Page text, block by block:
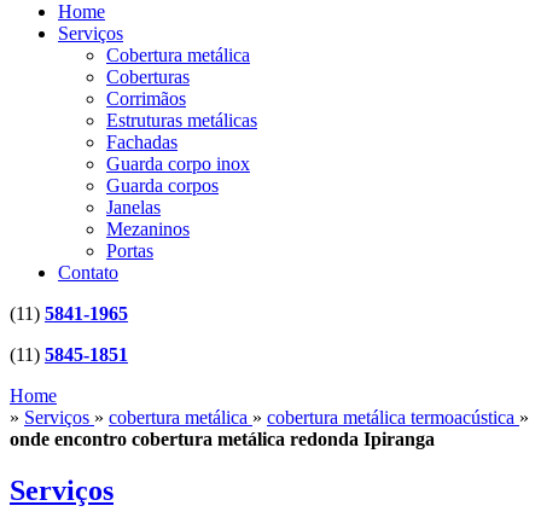
Home
Serviços
Cobertura metálica
Coberturas
Corrimãos
Estruturas metálicas
Fachadas
Guarda corpo inox
Guarda corpos
Janelas
Mezaninos
Portas
Contato
(11) 5841-1965
(11) 5845-1851
Home
» Serviços » cobertura metálica » cobertura metálica termoacústica »
onde encontro cobertura metálica redonda Ipiranga
Serviços